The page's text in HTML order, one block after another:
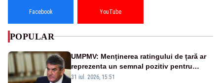
Facebook YouTube
POPULAR
UMPMV: Menținerea ratingului de țară ar
reprezenta un semnal pozitiv pentru
România. Autoritățile trebuie să continue
31 iul. 2026, 15:51